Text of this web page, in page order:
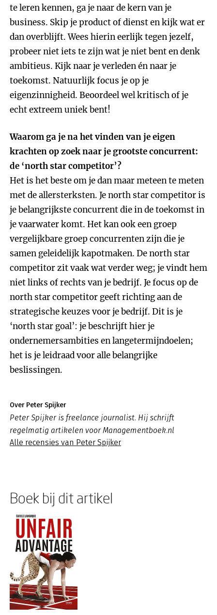
te leren kennen, ga je naar de kern van je
business. Skip je product of dienst en kijk wat er
dan overblijft. Wees hierin eerlijk tegen jezelf,
probeer niet iets te zijn wat je niet bent en denk
ambitieus. Kijk naar je verleden én naar je
toekomst. Natuurlijk focus je op je
eigenzinnigheid. Beoordeel wel kritisch of je
echt extreem uniek bent!
Waarom ga je na het vinden van je eigen
krachten op zoek naar je grootste concurrent:
de ‘north star competitor’?
Het is het beste om je dan maar meteen te meten
met de allersterksten. Je north star competitor is
je belangrijkste concurrent die in de toekomst in
je vaarwater komt. Het kan ook een groep
vergelijkbare groep concurrenten zijn die je
samen geleidelijk kapotmaken. De north star
competitor zit vaak wat verder weg; je vindt hem
niet links of rechts van je bedrijf. Je focus op de
north star competitor geeft richting aan de
strategische keuzes voor je bedrijf. Dit is je
‘north star goal’: je beschrijft hier je
ondernemersambities en langetermijndoelen;
het is je leidraad voor alle belangrijke
beslissingen.
Over Peter Spijker
Peter Spijker is freelance journalist. Hij schrijft
regelmatig artikelen voor Managementboek.nl
Alle recensies van Peter Spijker
Boek bij dit artikel